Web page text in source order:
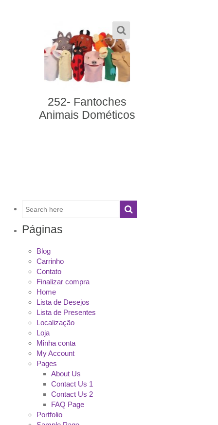
Silábico Profissões
Páginas
Blog
Carrinho
Contato
Finalizar compra
Home
Lista de Desejos
Lista de Presentes
Localização
Loja
Minha conta
My Account
Pages
About Us
Contact Us 1
Contact Us 2
FAQ Page
Portfolio